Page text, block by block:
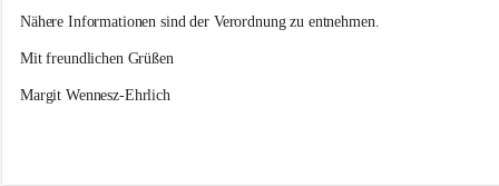
Nähere Informationen sind der Verordnung zu entnehmen.
Mit freundlichen Grüßen
Margit Wennesz-Ehrlich